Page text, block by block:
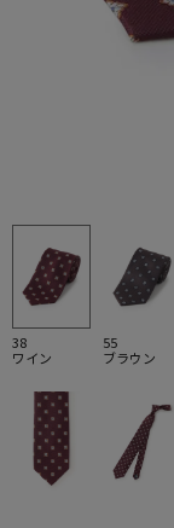
38
ワイン
55
ブラウン